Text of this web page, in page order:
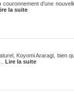
d’une
la suite
Koyomi Araragi, bien
Lire la suite